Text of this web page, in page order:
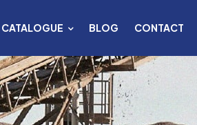
CATALOGUE BLOG CONTACT